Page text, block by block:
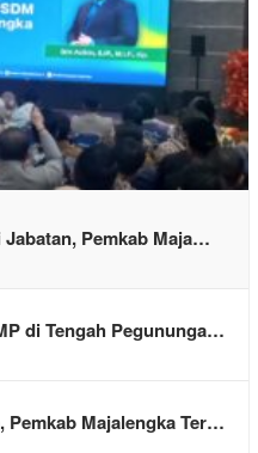
Pemkab Maja…
di Tengah Pegununga…
Pemkab Majalengka Ter…